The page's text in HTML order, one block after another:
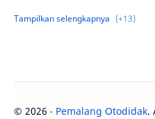
Download
Sosial media
Gambar
© 2026 ‧ Pemalang Otodidak.